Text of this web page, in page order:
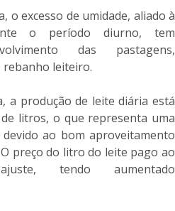
o excesso de umidade, aliado à
o período diurno, tem
das pastagens,
rebanho leiteiro.
a produção de leite diária está
litros, o que representa uma
ao bom aproveitamento
preço do litro do leite pago ao
tendo aumentado